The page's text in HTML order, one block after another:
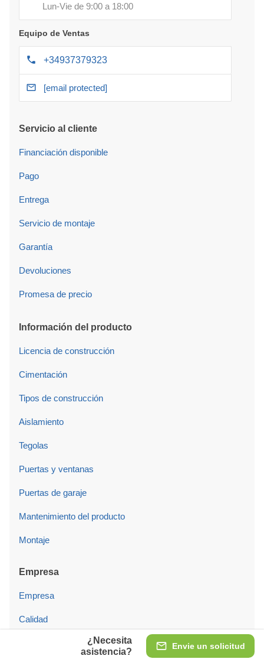
Envie un solicitud
¿Necesita
asistencia?
Lun-Vie de 9:00 a 18:00
Equipo de Ventas
+34937379323
[email protected]
Servicio al cliente
Financiación disponible
Pago
Entrega
Servicio de montaje
Garantía
Devoluciones
Promesa de precio
Información del producto
Licencia de construcción
Cimentación
Tipos de construcción
Aislamiento
Tegolas
Puertas y ventanas
Puertas de garaje
Mantenimiento del producto
Montaje
Empresa
Empresa
Calidad